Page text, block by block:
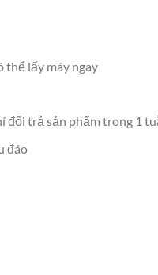
thể lấy máy ngay
đổi trả sản phẩm trong 1
đáo